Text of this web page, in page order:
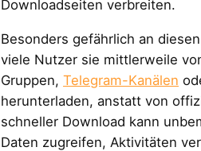
Downloadseiten verbreiten.
Besonders gefährlich an
viele Nutzer sie mittlerweile
Gruppen, Telegram-Kanälen
herunterladen, anstatt von
schneller Download kann
Daten zugreifen, Aktivitäten